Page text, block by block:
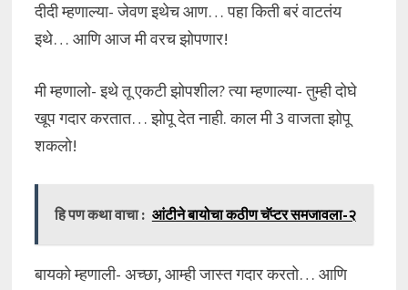
दीदी म्हणाल्या- जेवण इथेच आण… पहा किती बरं वाटतंय
इथे… आणि आज मी वरच झोपणार!
मी म्हणालो- इथे तू एकटी झोपशील? त्या म्हणाल्या- तुम्ही दोघे
खूप गदार करतात… झोपू देत नाही. काल मी 3 वाजता झोपू
शकलो!
हि पण कथा वाचा : आंटीने बायोचा कठीण चॅप्टर समजावला-२
बायको म्हणाली- अच्छा, आम्ही जास्त गदार करतो… आणि